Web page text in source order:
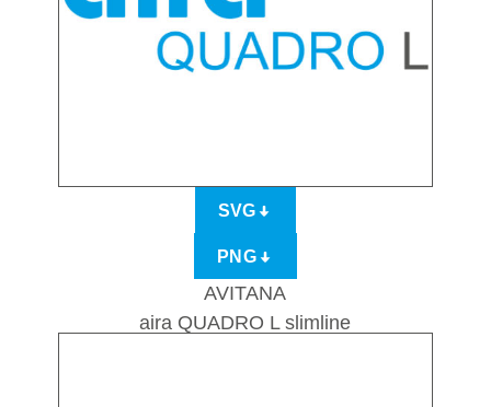
SVG
PNG
AVITANA
aira QUADRO L slimline